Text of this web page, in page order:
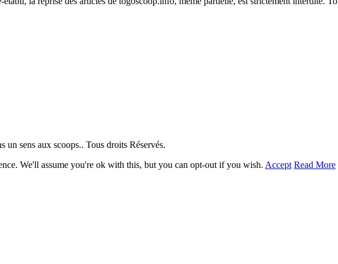
sens aux scoops.. Tous droits Réservés.
We'll assume you're ok with this, but you can opt-out if you wish. Accept Read More